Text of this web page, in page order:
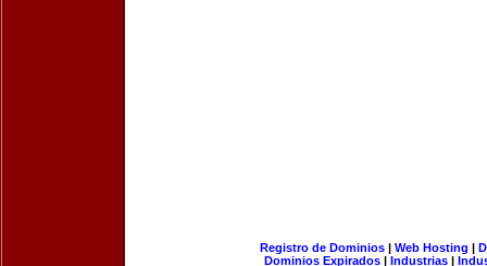
Registro de Dominios| Web Hosting |
Dominios Expirados | Industrias |